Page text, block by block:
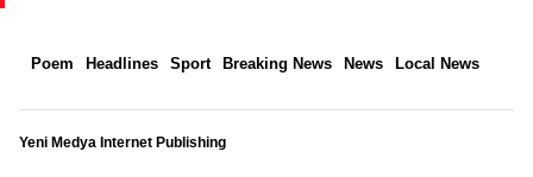
Poem Headlines Sport Breaking News News Local News
Yeni Medya Internet Publishing